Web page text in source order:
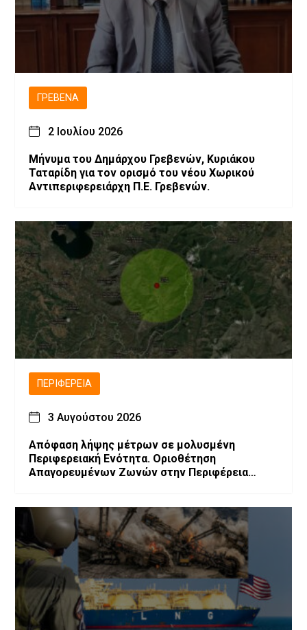
ΓΡΕΒΕΝΆ
2 Ιουλίου 2026
Μήνυμα του Δημάρχου Γρεβενών, Κυριάκου
Ταταρίδη για τον ορισμό του νέου Χωρικού
Αντιπεριφερειάρχη Π.Ε. Γρεβενών.
ΠΕΡΙΦΈΡΕΙΑ
3 Αυγούστου 2026
Απόφαση λήψης μέτρων σε μολυσμένη
Περιφερειακή Ενότητα. Οριοθέτηση
Απαγορευμένων Ζωνών στην Περιφέρεια